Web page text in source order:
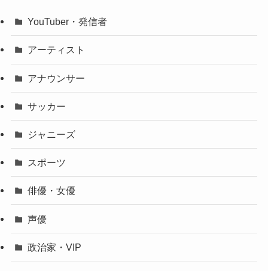
YouTuber・発信者
アーティスト
アナウンサー
サッカー
ジャニーズ
スポーツ
俳優・女優
声優
政治家・VIP